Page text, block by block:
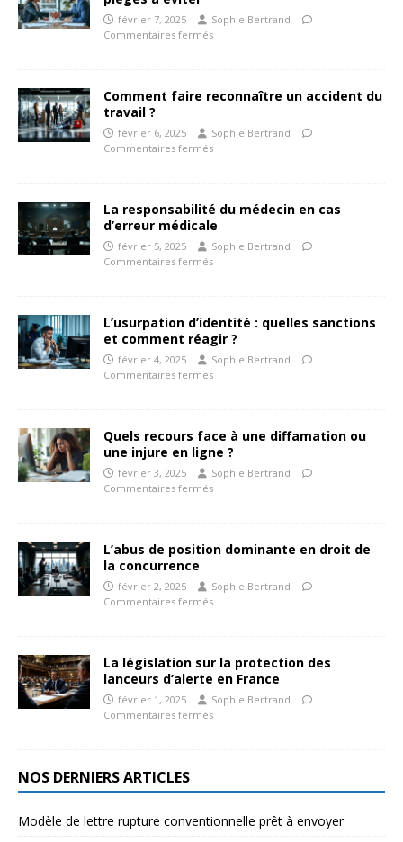
février 7, 2025
Sophie Bertrand
Commentaires fermés
Comment faire reconnaître un accident du
travail ?
février 6, 2025
Sophie Bertrand
Commentaires fermés
La responsabilité du médecin en cas
d’erreur médicale
février 5, 2025
Sophie Bertrand
Commentaires fermés
L’usurpation d’identité : quelles sanctions
et comment réagir ?
février 4, 2025
Sophie Bertrand
Commentaires fermés
Quels recours face à une diffamation ou
une injure en ligne ?
février 3, 2025
Sophie Bertrand
Commentaires fermés
L’abus de position dominante en droit de
la concurrence
février 2, 2025
Sophie Bertrand
Commentaires fermés
La législation sur la protection des
lanceurs d’alerte en France
février 1, 2025
Sophie Bertrand
Commentaires fermés
NOS DERNIERS ARTICLES
Modèle de lettre rupture conventionnelle prêt à envoyer